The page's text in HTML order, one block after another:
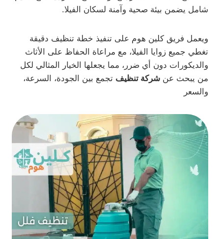
شامل يضمن بيئة صحية وآمنة لسكان الفيلا.
ويعمل فريق كلين هوم على تنفيذ خطة تنظيف دقيقة
تغطي جميع زوايا الفيلا، مع مراعاة الحفاظ على الأثاث
والديكورات دون أي ضرر، مما يجعلها الخيار المثالي لكل
من يبحث عن شركة تنظيف تجمع بين الجودة، السرعة،
والسعر